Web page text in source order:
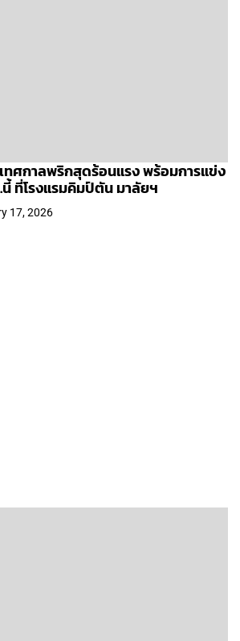
ทศกาลพริกสุดร้อนแรง พร้อมการแข่ง
ที่โรงแรมคิมป์ตัน มาลัยฯ
17, 2026